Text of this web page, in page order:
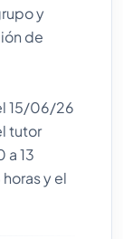
y
de
15/06/26
tutor
a 13
y el